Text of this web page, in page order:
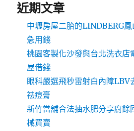
近期文章
中壢房屋二胎的LINDBERG
急用錢
桃園客製化沙發與台北洗衣店
屋借錢
眼科嚴選飛秒雷射白內障LBV
祛痘膏
新竹當舖合法抽水肥分享廚餘
械買賣